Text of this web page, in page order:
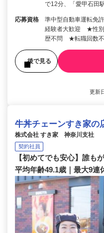
で12分、「愛甲石田
応募資格
準中型自動車運転
経験者大歓迎 ★性
歴不問 ★転職回数
後で見る
更新
牛丼チェーンすき家の
株式会社 すき家 神奈川支社
契約社員
【初めてでも安心】誰も
平均年齢49.1歳｜最大9連